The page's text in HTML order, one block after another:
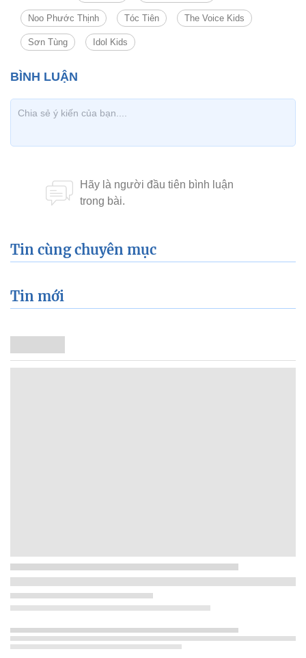
Noo Phước Thịnh Tóc Tiên The Voice Kids
Sơn Tùng Idol Kids
Tin cùng chuyên mục
Tin mới